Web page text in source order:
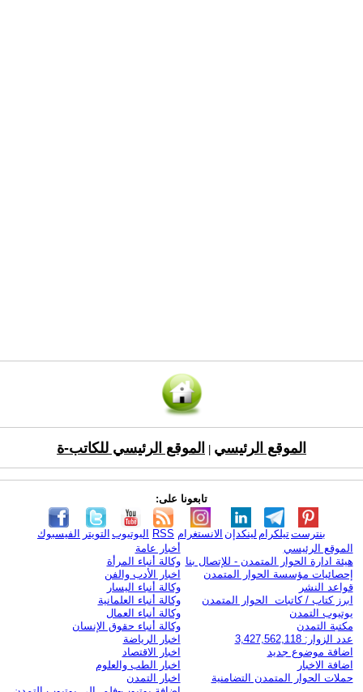
الموقع الرئيسي الموقع الرئيسي للكاتب-ة
تابعونا على:
الفيسبوك التويتر اليوتيوب RSS الانستغرام لينكدإن تيلكرامبنترست
الموقع الرئيسي
هيئة ادارة الحوار المتمدن - للإتصال بنا
إحصائيات مؤسسة الحوار المتمدن
قواعد النشر
ابرز كتاب / كاتبات الحوار المتمدن
يوتيوب التمدن
مكتبة التمدن
عدد الزوار: 3,427,562,118
اضافة موضوع جديد
اضافة الاخبار
حملات الحوار المتمدن التضامنية
أخبار عامة
وكالة أنباء المرأة
اخبار الأدب والفن
وكالة أنباء اليسار
وكالة أنباء العلمانية
وكالة أنباء العمال
وكالة أنباء حقوق الإنسان
اخبار الرياضة
اخبار الاقتصاد
اخبار الطب والعلوم
اخبار التمدن